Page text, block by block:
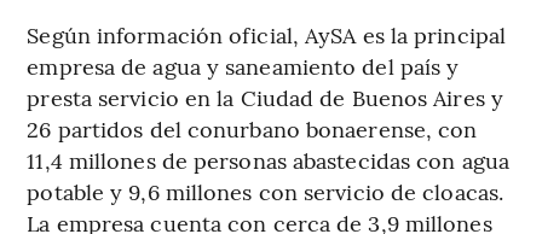
Según información oficial, AySA es la principal
empresa de agua y saneamiento del país y
presta servicio en la Ciudad de Buenos Aires y
26 partidos del conurbano bonaerense, con
11,4 millones de personas abastecidas con agua
potable y 9,6 millones con servicio de cloacas.
La empresa cuenta con cerca de 3,9 millones